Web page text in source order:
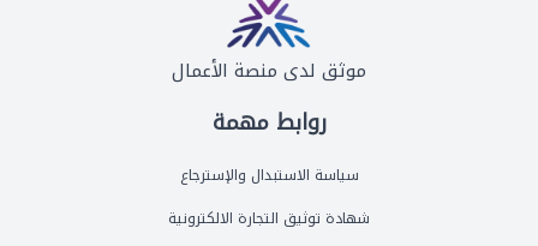
روابط مهمة
سياسة الاستبدال والإسترجاع
شهادة توثيق التجارة الالكترونية
موثق لدى منصة الأعمال